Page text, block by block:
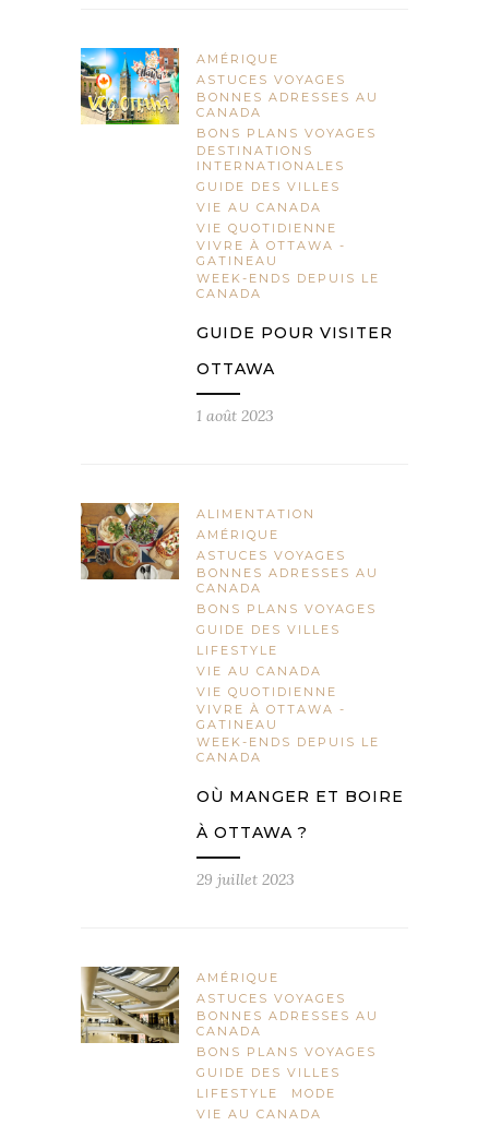
AMÉRIQUE
ASTUCES VOYAGES
BONNES ADRESSES AU
CANADA
BONS PLANS VOYAGES
DESTINATIONS
INTERNATIONALES
GUIDE DES VILLES
VIE AU CANADA
VIE QUOTIDIENNE
VIVRE À OTTAWA -
GATINEAU
WEEK-ENDS DEPUIS LE
CANADA
GUIDE POUR VISITER
OTTAWA
1 août 2023
ALIMENTATION
AMÉRIQUE
ASTUCES VOYAGES
BONNES ADRESSES AU
CANADA
BONS PLANS VOYAGES
GUIDE DES VILLES
LIFESTYLE
VIE AU CANADA
VIE QUOTIDIENNE
VIVRE À OTTAWA -
GATINEAU
WEEK-ENDS DEPUIS LE
CANADA
OÙ MANGER ET BOIRE
À OTTAWA ?
29 juillet 2023
AMÉRIQUE
ASTUCES VOYAGES
BONNES ADRESSES AU
CANADA
BONS PLANS VOYAGES
GUIDE DES VILLES
LIFESTYLE
MODE
VIE AU CANADA